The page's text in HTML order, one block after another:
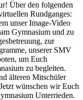
Über den folgenden
Rundganges:
unser Image-Video
Gymnasium und zu
zur
unserer SMV
um Euch
zu begleiten.
älteren Mitschüler
wünschen wir Euch
Unterrieden.